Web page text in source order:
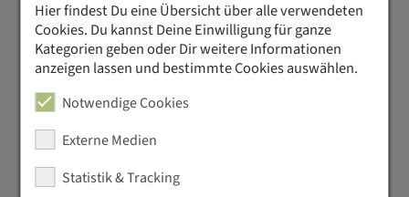
Hier findest Du eine Übersicht über alle verwendeten
Cookies. Du kannst Deine Einwilligung für ganze
Kategorien geben oder Dir weitere Informationen
anzeigen lassen und bestimmte Cookies auswählen.
Notwendige Cookies
Externe Medien
Statistik & Tracking